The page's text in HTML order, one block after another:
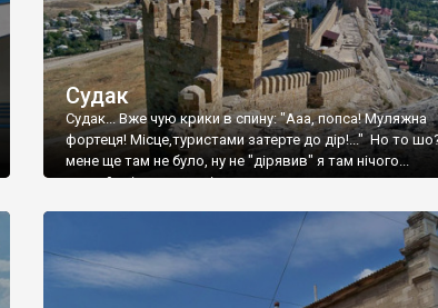
Судак
Судак... Вже чую крики в спину: "Ааа, попса! Муляжна
фортеця! Місце,туристами затерте до дір!..." Но то
мене ще там не було, ну не "дірявив" я там нічого...
принаймні до цього літа.